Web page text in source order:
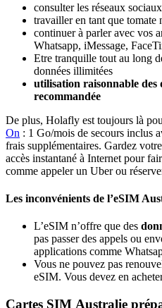
consulter les réseaux sociaux
travailler en tant que tomate
continuer à parler avec vos
Whatsapp, iMessage,
Etre tranquille tout au long
données illimitées
utilisation raisonnable des
recommandée
De plus, Holafly est toujours là
On : 1 Go/mois de secours inclus
frais supplémentaires. Gardez
accès instantané à Internet pour
comme appeler un Uber ou
Les inconvénients de l’eSIM
L’eSIM n’offre que des
pas passer des appels ou
applications comme
Vous ne pouvez pas
eSIM. Vous devez en
Cartes SIM Australie